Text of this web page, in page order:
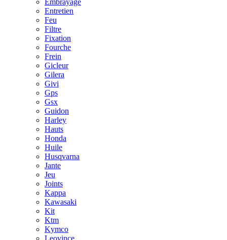
Embrayage
Entretien
Feu
Filtre
Fixation
Fourche
Frein
Gicleur
Gilera
Givi
Gps
Gsx
Guidon
Harley
Hauts
Honda
Huile
Husqvarna
Jante
Jeu
Joints
Kappa
Kawasaki
Kit
Ktm
Kymco
Leovince